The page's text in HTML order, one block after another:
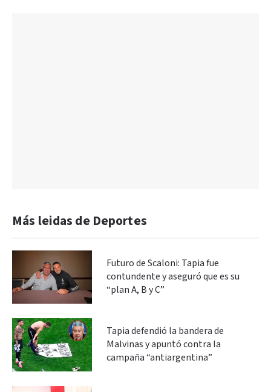
Más leidas de Deportes
Futuro de Scaloni: Tapia fue
contundente y aseguró que es su
“plan A, B y C”
Tapia defendió la bandera de
Malvinas y apuntó contra la
campaña “antiargentina”